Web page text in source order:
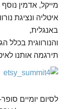
מייקל, אדמין
איטליה ונציגת
באנגלית,
והנורווגית בכלל
תירגמה אותנו
לסיום יומיים